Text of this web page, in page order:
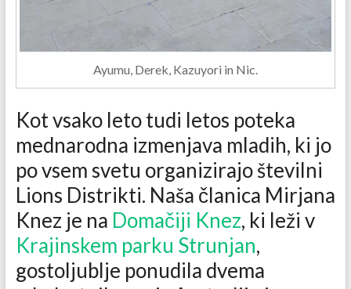
Ayumu, Derek, Kazuyori in Nic.
Kot vsako leto tudi letos poteka
mednarodna izmenjava mladih, ki jo
po vsem svetu organizirajo številni
Lions Distrikti. Naša članica Mirjana
Knez je na Domačiji Knez, ki leži v
Krajinskem parku Strunjan,
gostoljublje ponudila dvema